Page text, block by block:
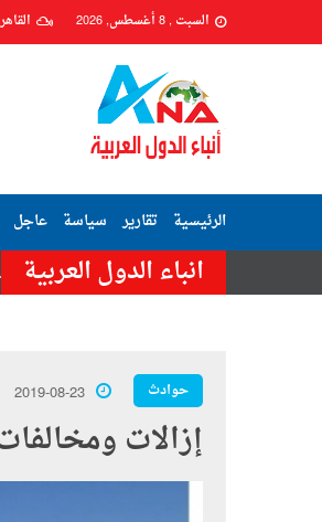
السبت , 8 أغسطس, 2026
الرئيسية تقارير سياسة عاجل
انباء الدول العربية
رئيس حي السيدة زينب يتابع أعمال
حوادث 2019-08-23
إزالات